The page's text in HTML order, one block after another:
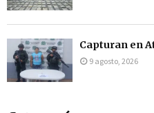
Capturan en
9 agosto, 2026